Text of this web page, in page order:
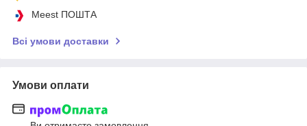
Meest ПОШТА
Всі умови доставки
Умови оплати